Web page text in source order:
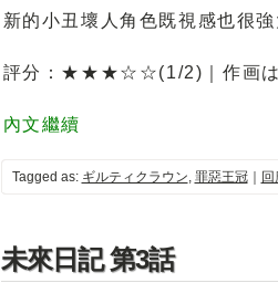
新的小丑壞人角色既視感也很強
評分：★★★☆☆(1/2)｜作画は
內文繼續
Tagged as: ギルティクラウン, 罪惡王冠｜
未來日記 第3話